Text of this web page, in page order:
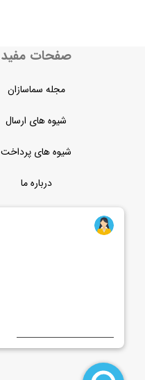
صفحات مفید
مجله سماسازان
شیوه های ارسال
شیوه های پرداخت
درباره ما